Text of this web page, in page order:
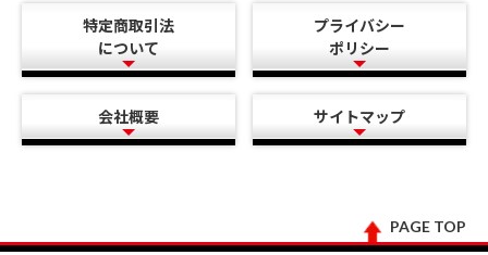
特定商取引法
について
プライバシー
ポリシー
会社概要 サイトマップ
PAGE TOP